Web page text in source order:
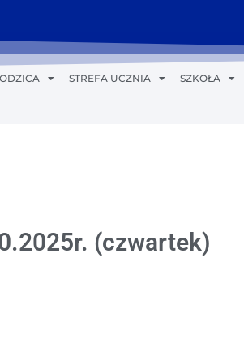
STREFA UCZNIA SZKOŁA
(czwartek)